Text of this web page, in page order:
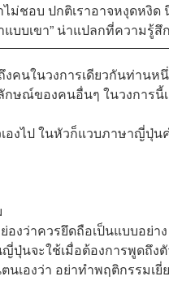
ชอบ ปกติเราอาจหงุดหงิด
บบเขา” น่าแปลกที่ความรู้สึ
ในวงการเดียวกันท่านหนึ่
ษณ์ของคนอื่นๆ ในวงการนี้
องไป ในหัวก็แวบภาษาญี่ปุ่
องว่าควรยึดถือเป็นแบบอย่า
นจะใช้เมื่อต้องการพูดถึง
เองว่า อย่าทำพฤติกรรมเยี่